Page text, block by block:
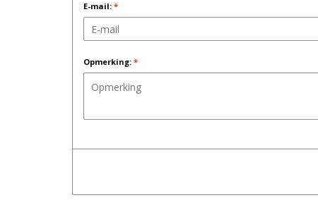
E-mail: *
Opmerking: *